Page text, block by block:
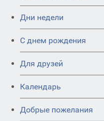
Дни недели
C днем рождения
Для друзей
Календарь
Добрые пожелания